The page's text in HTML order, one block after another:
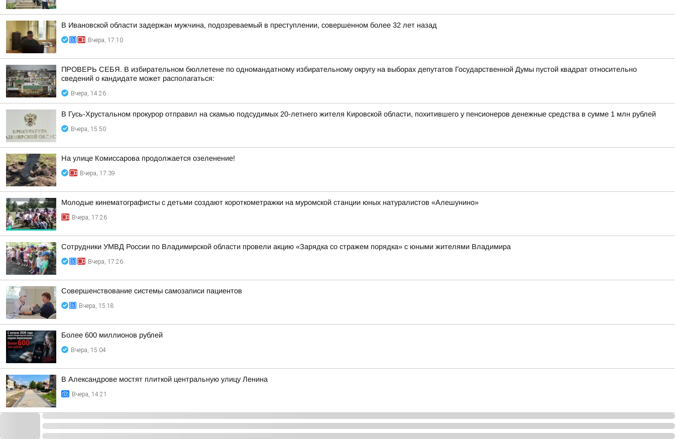
В Ивановской области задержан мужчина, подозреваемый в преступлении, совершенном более 32 лет назад
Вчера, 17:10
ПРОВЕРЬ СЕБЯ. В избирательном бюллетене по одномандатному избирательному округу на выборах депутатов Государственной Думы пустой квадрат относительно
сведений о кандидате может располагаться:
Вчера, 14:26
В Гусь-Хрустальном прокурор отправил на скамью подсудимых 20-летнего жителя Кировской области, похитившего у пенсионеров денежные средства в сумме 1 млн рублей
Вчера, 15:50
На улице Комиссарова продолжается озеленение!
Вчера, 17:39
Молодые кинематографисты с детьми создают короткометражки на муромской станции юных натуралистов «Алешунино»
Вчера, 17:26
Сотрудники УМВД России по Владимирской области провели акцию «Зарядка со стражем порядка» с юными жителями Владимира
Вчера, 17:26
Совершенствование системы самозаписи пациентов
Вчера, 15:18
Более 600 миллионов рублей
Вчера, 15:04
В Александрове мостят плиткой центральную улицу Ленина
Вчера, 14:21